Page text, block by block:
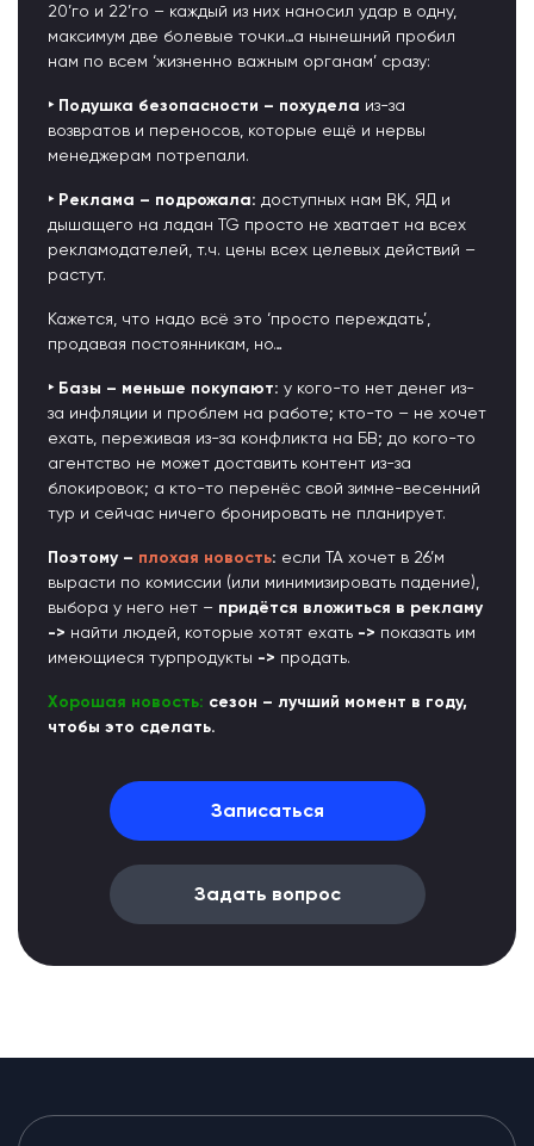
20’го и 22’го – каждый из них наносил удар в одну,
максимум две болевые точки…а нынешний пробил
нам по всем ‘жизненно важным органам’ сразу:
‣ Подушка безопасности – похудела из-за
возвратов и переносов, которые ещё и нервы
менеджерам потрепали.
‣ Реклама – подрожала: доступных нам ВК, ЯД и
дышащего на ладан TG просто не хватает на всех
рекламодателей, т.ч. цены всех целевых действий –
растут.
Кажется, что надо всё это ‘просто переждать’,
продавая постоянникам, но…
‣ Базы – меньше покупают: у кого-то нет денег из-
за инфляции и проблем на работе; кто-то – не хочет
ехать, переживая из-за конфликта на БВ; до кого-то
агентство не может доставить контент из-за
блокировок; а кто-то перенёс свой зимне-весенний
тур и сейчас ничего бронировать не планирует.
Поэтому – плохая новость: если ТА хочет в 26’м
вырасти по комиссии (или минимизировать падение),
выбора у него нет – придётся вложиться в рекламу
-> найти людей, которые хотят ехать -> показать им
имеющиеся турпродукты -> продать.
Хорошая новость: сезон – лучший момент в году,
чтобы это сделать.
Записаться
Задать вопрос